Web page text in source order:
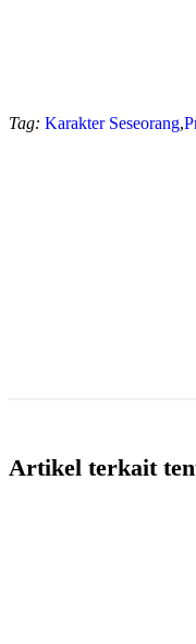
Tag: Karakter Seseorang,
Artikel terkait